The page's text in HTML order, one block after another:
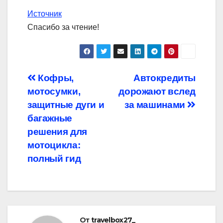
Источник
Спасибо за чтение!
Навигация
по
записям
Автокредиты
дорожают вслед
за машинами
Кофры,
мотосумки,
защитные дуги и
багажные
решения для
мотоцикла:
полный гид
Отtravelbox27_